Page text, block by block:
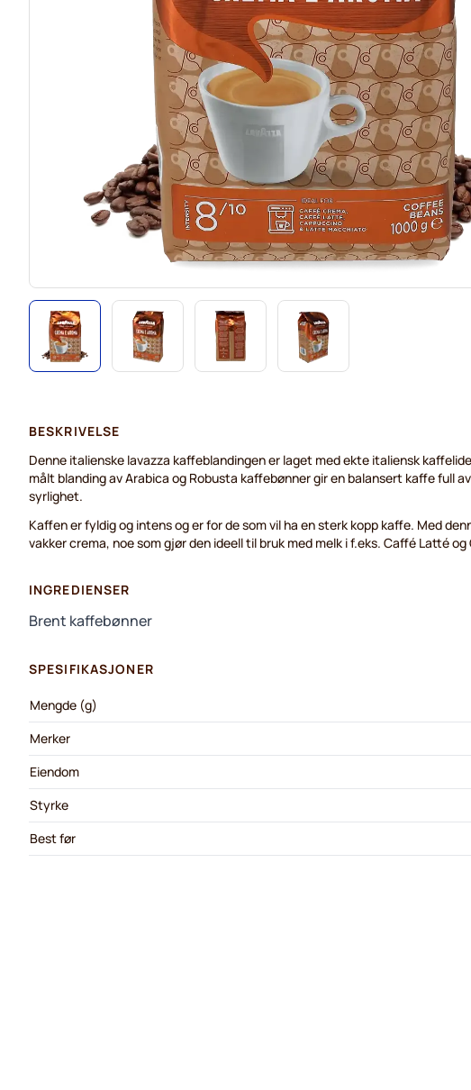
BESKRIVELSE
Denne italienske lavazza kaffeblandingen er laget med ekte italiensk
målt blanding av Arabica og Robusta kaffebønner gir en balansert kaffe full
syrlighet.
Kaffen er fyldig og intens og er for de som vil ha en sterk kopp kaffe. Med
vakker crema, noe som gjør den ideell til bruk med melk i f.eks. Caffé Latté
INGREDIENSER
Brent kaffebønner
SPESIFIKASJONER
Mengde (g)
Merker
Eiendom
Styrke
Best før